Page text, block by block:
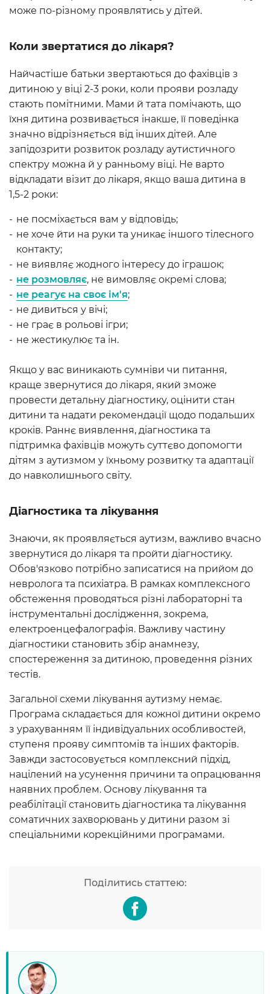
може по-різному проявлятись у дітей.
Коли звертатися до лікаря?
Найчастіше батьки звертаються до фахівців з
дитиною у віці 2-3 роки, коли прояви розладу
стають помітними. Мами й тата помічають, що
їхня дитина розвивається інакше, її поведінка
значно відрізняється від інших дітей. Але
запідозрити розвиток розладу аутистичного
спектру можна й у ранньому віці. Не варто
відкладати візит до лікаря, якщо ваша дитина в
1,5-2 роки:
не посміхається вам у відповідь;
не хоче йти на руки та уникає іншого тілесного
контакту;
не виявляє жодного інтересу до іграшок;
не розмовляє, не вимовляє окремі слова;
не реагує на своє ім'я;
не дивиться у вічі;
не грає в рольові ігри;
не жестикулює та ін.
Якщо у вас виникають сумніви чи питання,
краще звернутися до лікаря, який зможе
провести детальну діагностику, оцінити стан
дитини та надати рекомендації щодо подальших
кроків. Раннє виявлення, діагностика та
підтримка фахівців можуть суттєво допомогти
дітям з аутизмом у їхньому розвитку та адаптації
до навколишнього світу.
Діагностика та лікування
Знаючи, як проявляється аутизм, важливо вчасно
звернутися до лікаря та пройти діагностику.
Обов'язково потрібно записатися на прийом до
невролога та психіатра. В рамках комплексного
обстеження проводяться різні лабораторні та
інструментальні дослідження, зокрема,
електроенцефалографія. Важливу частину
діагностики становить збір анамнезу,
спостереження за дитиною, проведення різних
тестів.
Загальної схеми лікування аутизму немає.
Програма складається для кожної дитини окремо
з урахуванням її індивідуальних особливостей,
ступеня прояву симптомів та інших факторів.
Завжди застосовується комплексний підхід,
націлений на усунення причини та опрацювання
наявних проблем. Основу лікування та
реабілітації становить діагностика та лікування
соматичних захворювань у дитини разом зі
спеціальними корекційними програмами.
Поділитись статтею: